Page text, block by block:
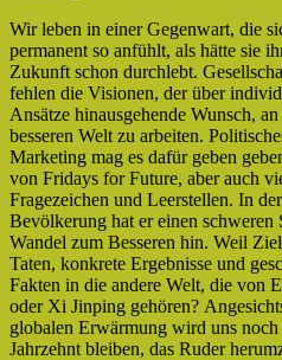
Wir leben in einer Gegenwart, die
permanent so anfühlt, als hätte sie
Zukunft schon durchlebt.
fehlen die Visionen, der über
Ansätze hinausgehende Wunsch,
besseren Welt zu arbeiten.
Marketing mag es dafür geben
von Fridays for Future, aber auch
Fragezeichen und Leerstellen. In
Bevölkerung hat er einen schweren
Wandel zum Besseren hin. Weil
Taten, konkrete Ergebnisse und
Fakten in die andere Welt, die von
oder Xi Jinping gehören?
globalen Erwärmung wird uns noch
Jahrzehnt bleiben, das Ruder